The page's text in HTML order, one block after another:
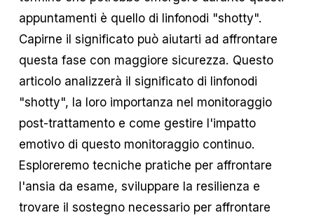
appuntamenti è quello di linfonodi "shotty".
Capirne il significato può aiutarti ad affrontare
questa fase con maggiore sicurezza. Questo
articolo analizzerà il significato di linfonodi
"shotty", la loro importanza nel monitoraggio
post-trattamento e come gestire l'impatto
emotivo di questo monitoraggio continuo.
Esploreremo tecniche pratiche per affrontare
l'ansia da esame, sviluppare la resilienza e
trovare il sostegno necessario per affrontare